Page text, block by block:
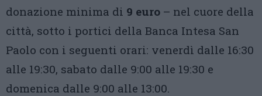
donazione minima di 9 euro – nel cuore della
città, sotto i portici della Banca Intesa San
Paolo con i seguenti orari: venerdì dalle 16:30
alle 19:30, sabato dalle 9:00 alle 19:30 e
domenica dalle 9:00 alle 13:00.